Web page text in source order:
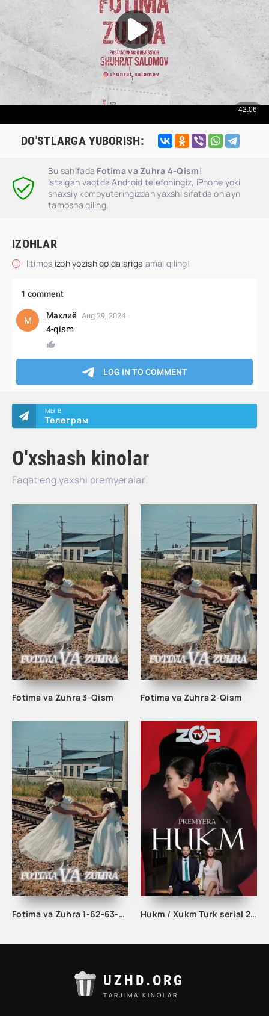
DO'STLARGA YUBORISH:
Bu sahifada Fotima va Zuhra 4-Qism!
Istalgan vaqtda Android telefoningiz, iPhone yoki
shaxsiy kompyuteringizdan yaxshi sifatda onlayn
tamosha qiling.
IZOHLAR
Iltimos izoh yozish qoidalariga amal qiling!
O'xshash kinolar
Faqat eng yaxshi premyeralar!
МЫ В
Телеграм
Fotima va Zuhra 3-Qism Fotima va Zuhra 2-Qism
Fotima va Zuhra 1-62-63-64-65-66-67-68-69-70-71-72-73-74-75 Qism uzbek serial 2024 Hukm / Xukm Turk serial 203. 204. 205. 206. 207. 208. 209. 210. 211. 212. 213. 214. 215 Qism Uzbek tilida Hukim Xukim Barcha qismlari
UZHD.ORG
TARJIMA KINOLAR